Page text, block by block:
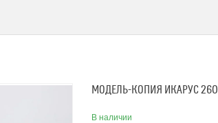
МОДЕЛЬ-КОПИЯ ИКАРУС 260
В наличии